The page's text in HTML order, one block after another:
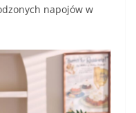
napojów w